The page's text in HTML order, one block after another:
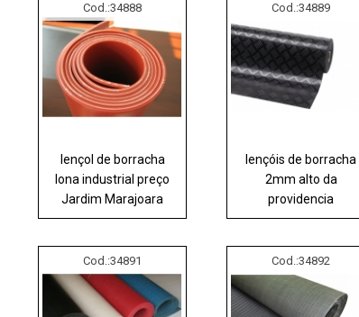
Cod.:34888
lençol de borracha
lona industrial preço
Jardim Marajoara
Cod.:34889
lençóis de borracha
2mm alto da
providencia
Cod.:34891 Cod.:34892